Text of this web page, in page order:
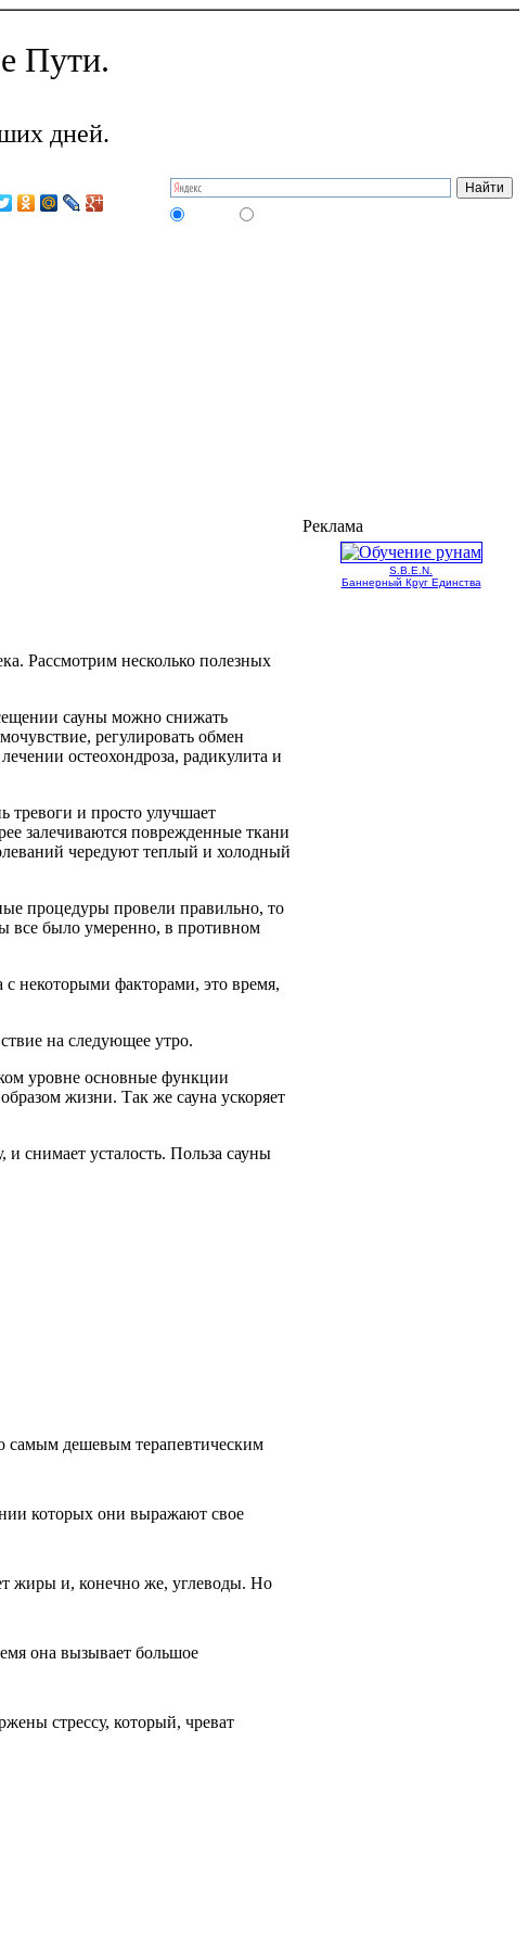
Пути.
дней.
Рассмотрим несколько полезных
сауны можно снижать
регулировать обмен
остеохондроза, радикулита и
тревоги и просто улучшает
залечиваются поврежденные ткани
чередуют теплый и холодный
процедуры провели правильно, то
все было умеренно, в противном
с некоторыми факторами, это время,
на следующее утро.
уровне основные функции
жизни. Так же сауна ускоряет
снимает усталость. Польза сауны
самым дешевым терапевтическим
которых они выражают свое
жиры и, конечно же, углеводы. Но
она вызывает большое
стрессу, который, чреват
Реклама
S.B.E.N.
Баннерный Круг Единства